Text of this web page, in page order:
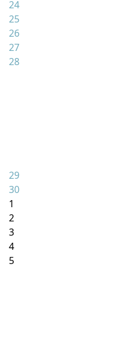
24
25
26
27
28
29
30
1
2
3
4
5